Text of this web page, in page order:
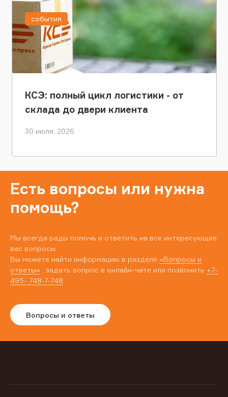
КСЭ: полный цикл логистики - от
склада до двери клиента
30 июля, 2026
события
Есть вопросы или нужна
помощь?
Мы всегда рады помочь и ответить на все интересующие
вас вопросы.
Вы можете найти информацию в разделе «Вопросы и
ответы» , задать вопрос в онлайн-чате или позвонить +7-
495- 748-7-748
Вопросы и ответы